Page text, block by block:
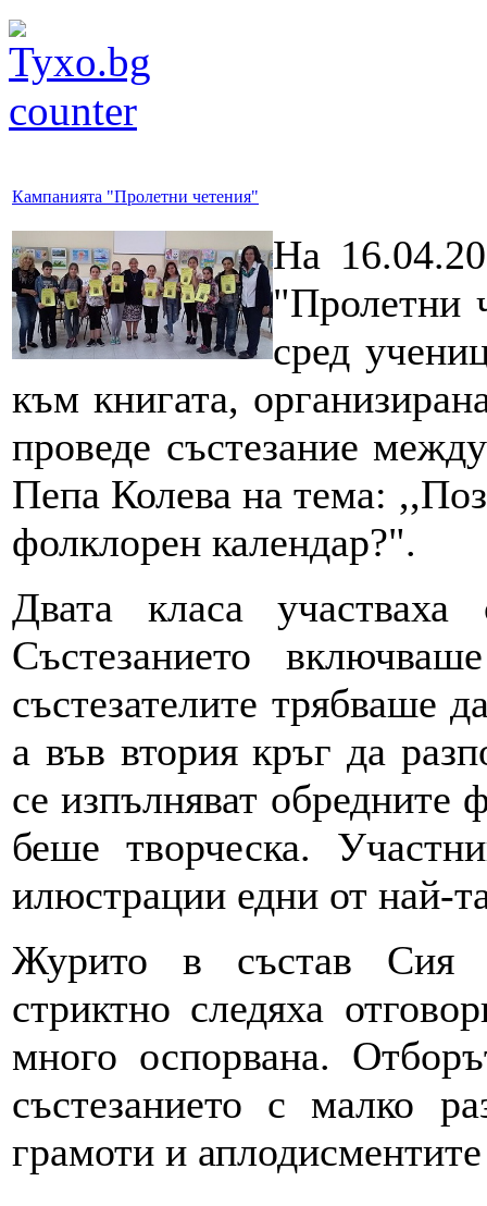
Кампанията "Пролетни четения"
На
"Пролетни
сред
към книгата,
проведе състезание
Пепа Колева на тема:
фолклорен календар?".
Двата класа
Състезанието
състезателите трябваше
а във втория кръг да
се изпълняват обредните
беше творческа.
илюстрации едни от най-
Журито в състав Сия
стриктно следяха
много оспорвана.
състезанието с малко
грамоти и